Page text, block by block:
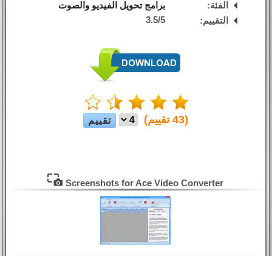
الفئة:
برامج تحويل الفيديو والصوت
التقييم:
3.5/5
(
43 تقييم)
Screenshots for Ace Video Converter